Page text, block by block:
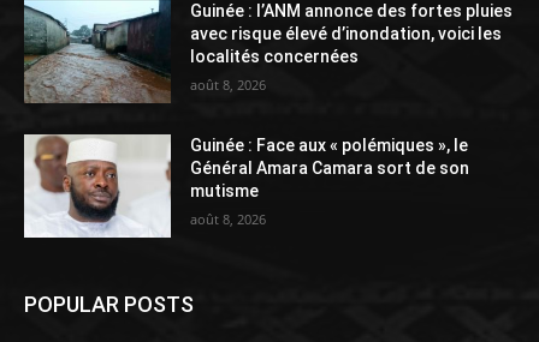
Guinée : l’ANM annonce des fortes pluies
avec risque élevé d’inondation, voici les
localités concernées
août 8, 2026
Guinée : Face aux « polémiques », le
Général Amara Camara sort de son
mutisme
août 8, 2026
POPULAR POSTS